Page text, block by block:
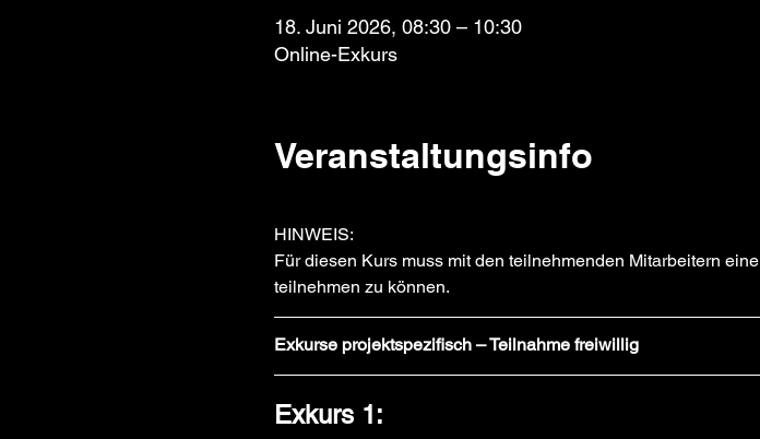
18. Juni 2026, 08:30 – 10:30
Online-Exkurs
Veranstaltungsinfo
HINWEIS:
Für diesen Kurs muss mit den teilnehmenden Mitarbeitern eine
teilnehmen zu können.
Exkurse projektspezifisch – Teilnahme freiwillig
Exkurs 1: